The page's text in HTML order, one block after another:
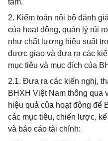
tâm.
2. Kiểm toán nội bộ đánh
của hoạt động, quản lý rủi
như chất lượng hiệu suất
được giao và đưa ra các
mục tiêu và mục đích của
2.1. Đưa ra các kiến nghị,
BHXH Việt Nam thông qua
hiệu quả của hoạt động để
các mục tiêu, chiến lược,
và báo cáo tài chính: